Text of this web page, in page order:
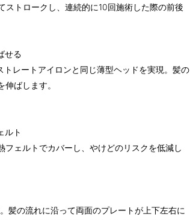
ストロークし、連続的に10回施術した際の前後
せる
トレートアイロンと同じ薄型ヘッドを実現。髪の
ばします。
ルト
フェルトでカバーし、やけどのリスクを低減し
髪の流れに沿って両面のプレートが上下左右に